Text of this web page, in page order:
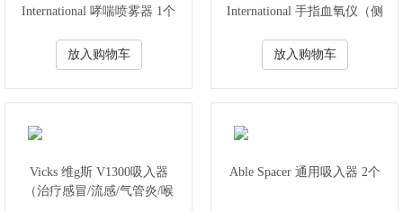
International 哮喘喷雾器 1个
病）
放入购物车
International 手指血氧仪（侧
放入购物车
Vicks 维g斯 V1300吸入器
（治疗感冒/流感/气管炎/喉
Able Spacer 通用吸入器 2个